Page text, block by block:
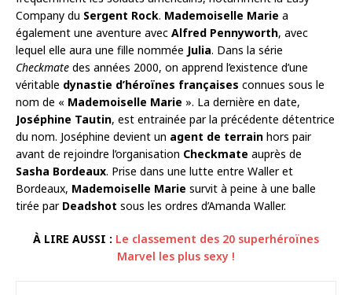
Company du Sergent Rock. Mademoiselle Marie a
également une aventure avec Alfred Pennyworth, avec
lequel elle aura une fille nommée Julia. Dans la série
Checkmate des années 2000, on apprend l’existence d’une
véritable dynastie d’héroïnes françaises connues sous le
nom de « Mademoiselle Marie ». La dernière en date,
Joséphine Tautin, est entrainée par la précédente détentrice
du nom. Joséphine devient un agent de terrain hors pair
avant de rejoindre l’organisation Checkmate auprès de
Sasha Bordeaux. Prise dans une lutte entre Waller et
Bordeaux, Mademoiselle Marie survit à peine à une balle
tirée par Deadshot sous les ordres d’Amanda Waller.
À LIRE AUSSI : Le classement des 20 superhéroïnes
Marvel les plus sexy !